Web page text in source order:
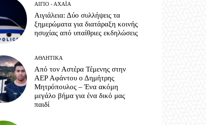
ΑΊΓΙΟ - ΑΧΑΪ́Α
Αιγιάλεια: Δύο συλλήψεις τα
ξημερώματα για διατάραξη κοινής
ησυχίας από υπαίθριες εκδηλώσεις
ΑΘΛΗΤΙΚΆ
Από τον Αστέρα Τέμενης στην
ΑΕΡ Αφάντου ο Δημήτρης
Μητρόπουλος – Ένα ακόμη
μεγάλο βήμα για ένα δικό μας
παιδί